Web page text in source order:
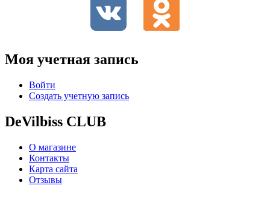
Моя учетная запись
Войти
Создать учетную запись
DeVilbiss CLUB
О магазине
Контакты
Карта сайта
Отзывы